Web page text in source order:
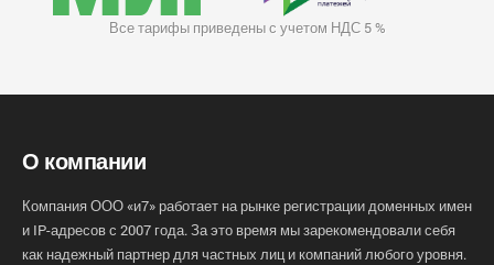
Все тарифы приведены с учетом НДС 5 %
О компании
Компания ООО «и7» работает на рынке регистрации доменных имен
и IP-адресов с 2007 года. За это время мы зарекомендовали себя
как надежный партнер для частных лиц и компаний любого уровня.